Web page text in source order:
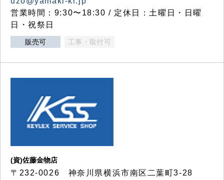
営業時間：9:30〜18:30 / 定休日：土曜日・日曜
日・祝祭日
販売可 工事・取付可
(資)佐藤金物店
〒232-0026 神奈川県横浜市南区二葉町3-28